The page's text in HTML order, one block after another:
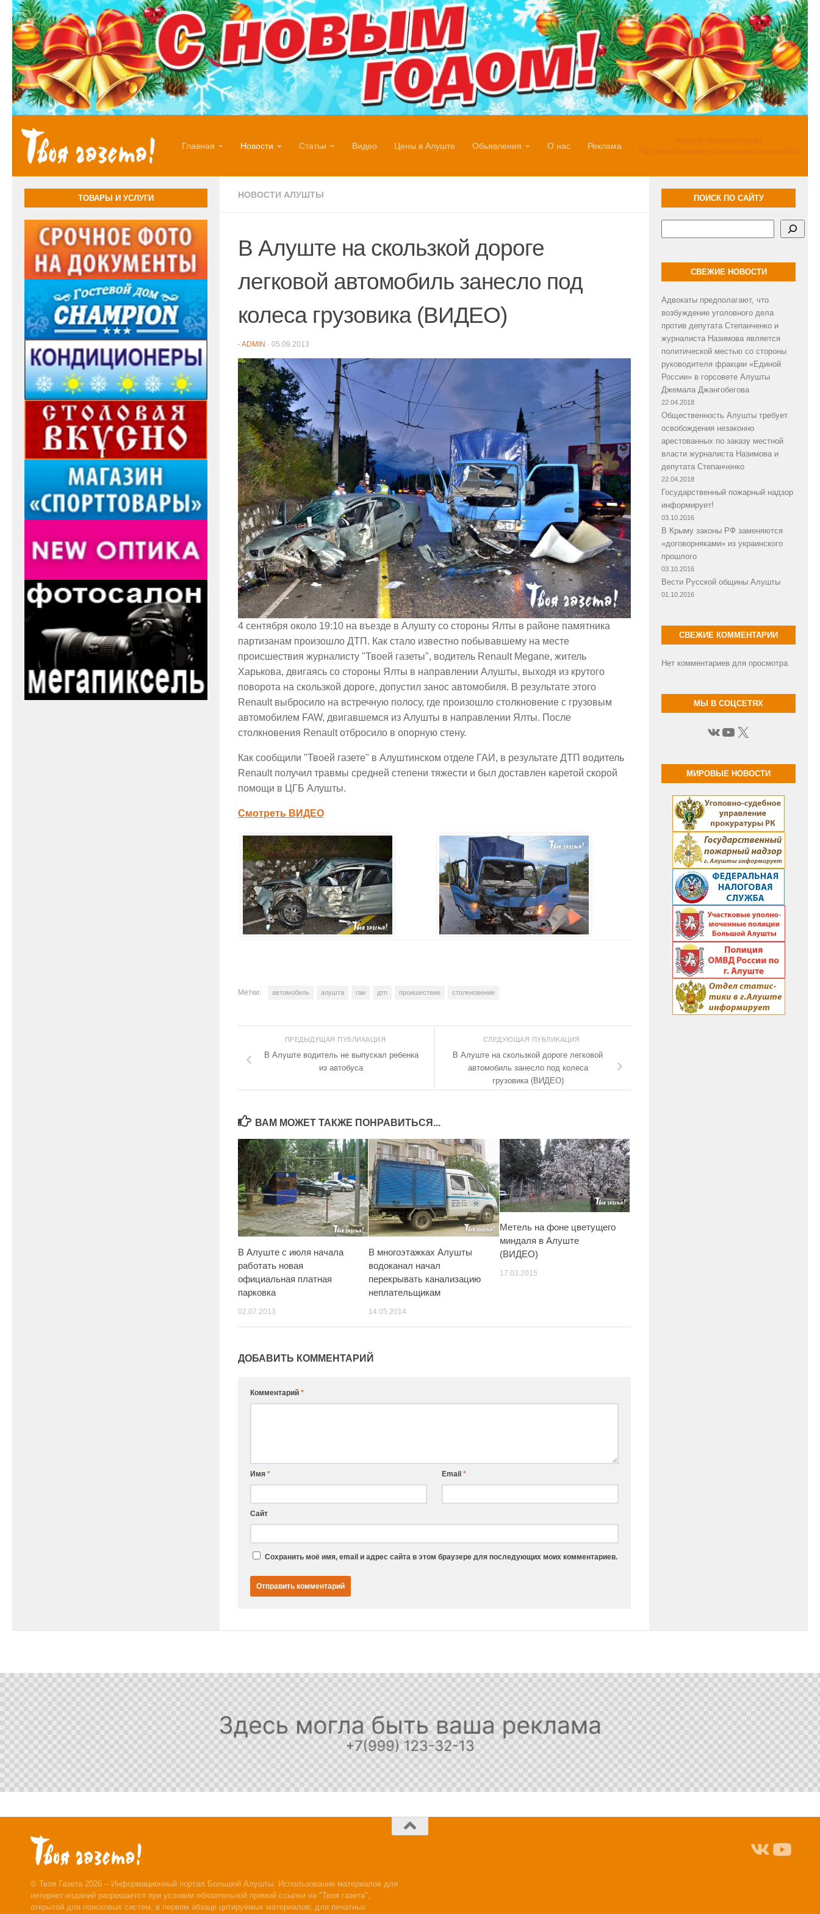
Перейти к содержимому
Главная Новости Статьи Видео Цены в Алуште Обьявления О нас Реклама
Алушта - прогноз погоды
https://world-weather.ru/pogoda/russia/yaroslavl/
НОВОСТИ АЛУШТЫ
В Алуште на скользкой дороге
легковой автомобиль занесло под
колеса грузовика (ВИДЕО)
-ADMIN · 05.09.2013
4 сентября около 19:10 на въезде в Алушту со стороны Ялты в районе памятника
партизанам произошло ДТП. Как стало известно побывавшему на месте
происшествия журналисту "Твоей газеты", водитель Renault Megane, житель
Харькова, двигаясь со стороны Ялты в направлении Алушты, выходя из крутого
поворота на скользкой дороге, допустил занос автомобиля. В результате этого
Renault выбросило на встречную полосу, где произошло столкновение с грузовым
автомобилем FAW, двигавшемся из Алушты в направлении Ялты. После
столкновения Renault отбросило в опорную стену.
Как сообщили "Твоей газете" в Алуштинском отделе ГАИ, в результате ДТП водитель
Renault получил травмы средней степени тяжести и был доставлен каретой скорой
помощи в ЦГБ Алушты.
Смотреть ВИДЕО
Метки: автомобиль алушта гаи дтп проишествие столкновение
СЛЕДУЮЩАЯ ПУБЛИКАЦИЯ
В Алуште на скользкой дороге легковой
автомобиль занесло под колеса
грузовика (ВИДЕО)
ПРЕДЫДУЩАЯ ПУБЛИКАЦИЯ
В Алуште водитель не выпускал ребенка
из автобуса
ВАМ МОЖЕТ ТАКЖЕ ПОНРАВИТЬСЯ...
В Алуште с июля начала
работать новая
официальная платная
парковка
02.07.2013
В многоэтажках Алушты
водоканал начал
перекрывать канализацию
неплательщикам
14.05.2014
Метель на фоне цветущего
миндаля в Алуште
(ВИДЕО)
17.03.2015
ДОБАВИТЬ КОММЕНТАРИЙ
Комментарий *
Имя * Email*
Сайт
Сохранить моё имя, email и адрес сайта в этом браузере для последующих моих комментариев.
ТОВАРЫ И УСЛУГИ ПОИСК ПО САЙТУ
СВЕЖИЕ НОВОСТИ
Адвокаты предполагают, что
возбуждение уголовного дела
против депутата Степанченко и
журналиста Назимова является
политической местью со стороны
руководителя фракции «Единой
России» в горсовете Алушты
Джемала Джангобегова
22.04.2018
Общественность Алушты требует
освобождения незаконно
арестованных по заказу местной
власти журналиста Назимова и
депутата Степанченко
22.04.2018
Государственный пожарный надзор
информирует!
03.10.2016
В Крыму законы РФ заменяются
«договорняками» из украинского
прошлого
03.10.2016
Вести Русской общины Алушты
01.10.2016
СВЕЖИЕ КОММЕНТАРИИ
Нет комментариев для просмотра.
МЫ В СОЦСЕТЯХ
ВКонтакте
YouTube
X
МИРОВЫЕ НОВОСТИ
© Твоя Газета 2026 – Информационный портал Большой Алушты. Использование материалов для
интернет-изданий разрешается при условии обязательной прямой ссылки на "Твоя газета",
открытой для поисковых систем, в первом абзаце цитируемых материалов; для печатных